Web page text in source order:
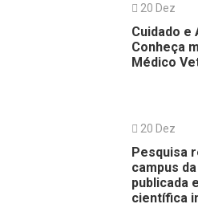
20 Dez
Cuidado e
Conheça
Médico
20 Dez
Pesquisa
campus
publicada
científica